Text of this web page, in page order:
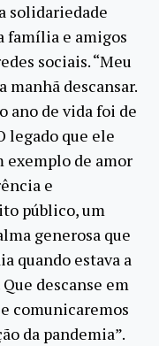
solidariedade
família e amigos
sociais. “Meu
manhã descansar.
ano de vida foi de
legado que ele
exemplo de amor
e
público, um
generosa que
quando estava a
descanse em
comunicaremos
da pandemia”.